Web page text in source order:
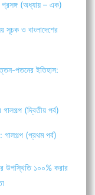
প্রসঙ্গ (অধ্যায় – এক)
সূচক ও বাংলাদেশের
পতনের ইতিহাস:
(দ্বিতীয় পর্ব)
গালগল্প (প্রথম পর্ব)
উপস্থিতি ১০০% করার